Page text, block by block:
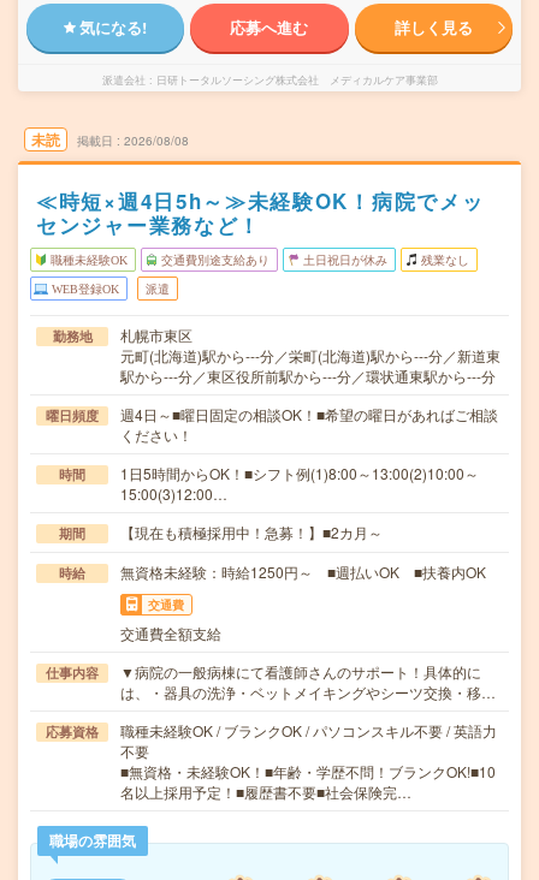
気になる! 応募へ進む 詳しく見る
派遣会社 日研トータルソーシング株式会社 メディカルケア事業部
未読 掲載日 2026/08/08
≪時短×週4日5h～≫未経験OK！病院でメッ
センジャー業務など！
職種未経験OK 交通費別途支給あり 土日祝日が休み 残業なし
WEB登録OK 派遣
勤務地
札幌市東区
元町(北海道)駅から---分／栄町(北海道)駅から---分／新道東
駅から---分／東区役所前駅から---分／環状通東駅から---分
曜日頻度
週4日～■曜日固定の相談OK！■希望の曜日があればご相談
ください！
時間
1日5時間からOK！■シフト例(1)8:00～13:00(2)10:00～
15:00(3)12:00…
期間 【現在も積極採用中！急募！】■2カ月～
時給 無資格未経験：時給1250円～ ■週払いOK ■扶養内OK
交通費
交通費全額支給
仕事内容
▼病院の一般病棟にて看護師さんのサポート！具体的に
は、・器具の洗浄・ベットメイキングやシーツ交換・移…
応募資格
職種未経験OK / ブランクOK / パソコンスキル不要 / 英語力
不要
■無資格・未経験OK！■年齢・学歴不問！ブランクOK!■10
名以上採用予定！■履歴書不要■社会保険完…
職場の雰囲気